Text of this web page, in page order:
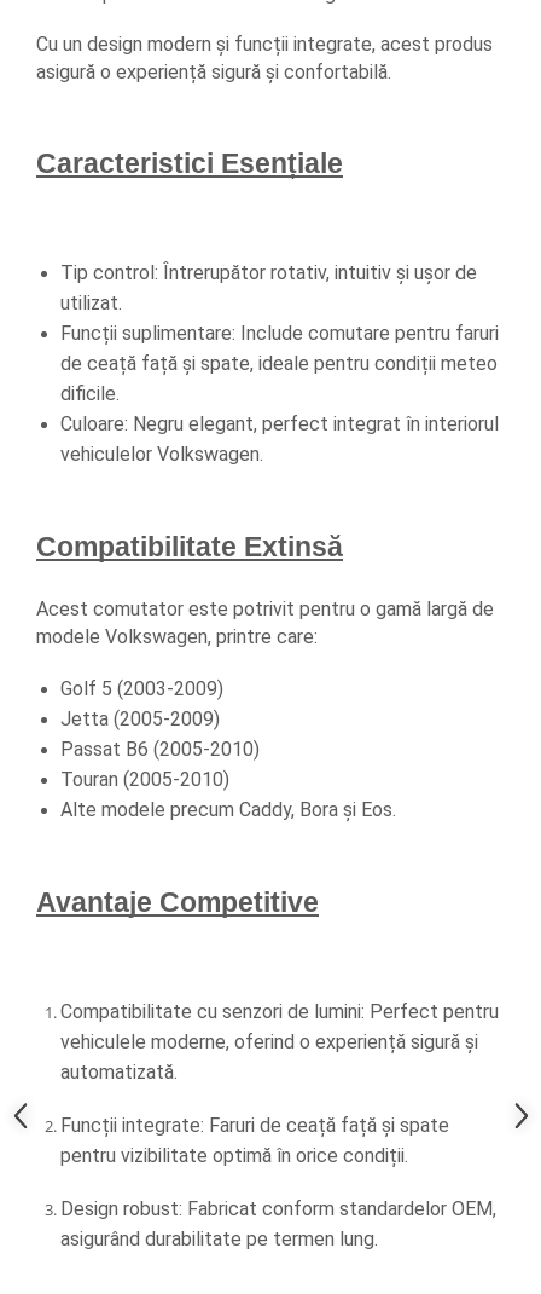
Produse de Vara
Blog
Cu un design modern și funcții integrate, acest produs
asigură o experiență sigură și confortabilă.
Caracteristici Esențiale
Tip control: Întrerupător rotativ, intuitiv și ușor de
utilizat.
Funcții suplimentare: Include comutare pentru faruri
de ceață față și spate, ideale pentru condiții meteo
dificile.
Culoare: Negru elegant, perfect integrat în interiorul
vehiculelor Volkswagen.
Compatibilitate Extinsă
Acest comutator este potrivit pentru o gamă largă de
modele Volkswagen, printre care:
Golf 5 (2003-2009)
Jetta (2005-2009)
Passat B6 (2005-2010)
Touran (2005-2010)
Alte modele precum Caddy, Bora și Eos.
Avantaje Competitive
Compatibilitate cu senzori de lumini: Perfect pentru
vehiculele moderne, oferind o experiență sigură și
automatizată.
Funcții integrate: Faruri de ceață față și spate
pentru vizibilitate optimă în orice condiții.
Design robust: Fabricat conform standardelor OEM,
asigurând durabilitate pe termen lung.